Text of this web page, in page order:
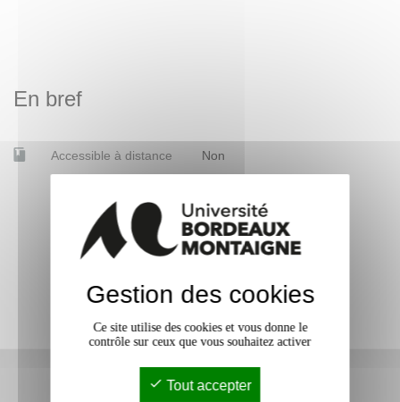
En bref
Accessible à distance Non
Gestion des cookies
Ce site utilise des cookies et vous donne le
contrôle sur ceux que vous souhaitez activer
Tout accepter